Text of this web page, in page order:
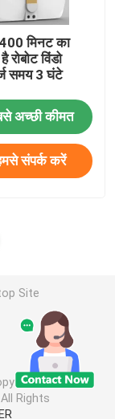
मिनट का
रोबोट विंडो
समय 3 घंटे
अच्छी कीमत
संपर्क करें
Site
©
Rights